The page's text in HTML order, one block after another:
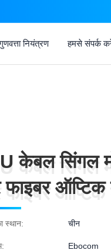
नियंत्रण हमसे संपर्क
केबल सिंगल
फाइबर
केबल सिंगल
फाइबर
स्थान: चीन
Ebocom